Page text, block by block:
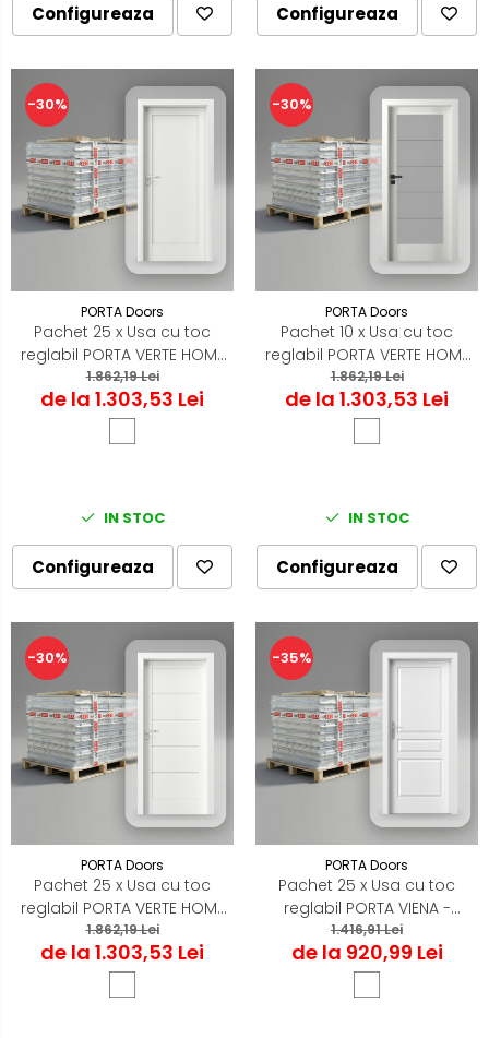
Configureaza Configureaza
-30%
PORTA Doors
Pachet 25 x Usa cu toc
reglabil PORTA VERTE HOME
E0 - ST/DR
1.862,19 Lei
de la 1.303,53 Lei
IN STOC
Configureaza
-30%
PORTA Doors
Pachet 10 x Usa cu toc
reglabil PORTA VERTE HOME
B5 - ST/DR
1.862,19 Lei
de la 1.303,53 Lei
IN STOC
Configureaza
-30%
PORTA Doors
Pachet 25 x Usa cu toc
reglabil PORTA VERTE HOME
G0 - ST/DR
1.862,19 Lei
de la 1.303,53 Lei
-35%
PORTA Doors
Pachet 25 x Usa cu toc
reglabil PORTA VIENA -
ST/DR
1.416,91 Lei
de la 920,99 Lei